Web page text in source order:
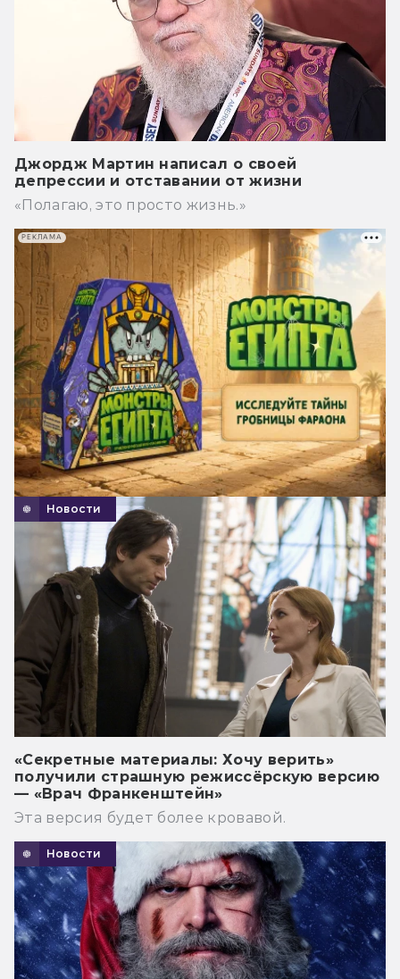
Джордж Мартин написал о своей
депрессии и отставании от жизни
«Полагаю, это просто жизнь.»
Новости
«Секретные материалы: Хочу верить»
получили страшную режиссёрскую версию
— «Врач Франкенштейн»
Эта версия будет более кровавой.
Новости
РЕКЛАМА